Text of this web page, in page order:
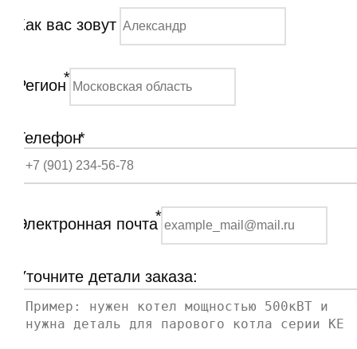
Как вас зовут
Регион*
Телефон*
Электронная почта*
Уточните детали заказа: